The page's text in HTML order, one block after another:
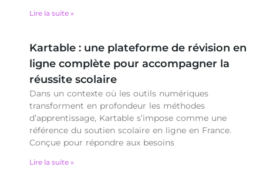
Lire la suite »
Kartable : une plateforme de révision en
ligne complète pour accompagner la
réussite scolaire
Dans un contexte où les outils numériques
transforment en profondeur les méthodes
d’apprentissage, Kartable s’impose comme une
référence du soutien scolaire en ligne en France.
Conçue pour répondre aux besoins
Lire la suite »